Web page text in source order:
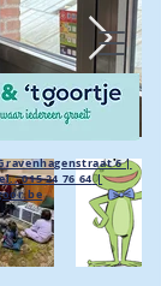
6 |
015 24 76 64|